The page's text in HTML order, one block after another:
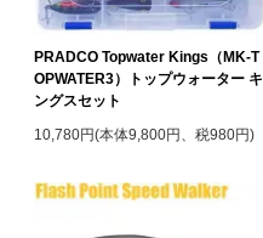
PRADCO Topwater Kings（MK-T
OPWATER3）トップウォーター キ
ングスセット
10,780円(本体9,800円、税980円)